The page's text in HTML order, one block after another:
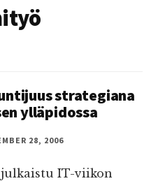
strategiana
ylläpidossa
28, 2006
IT-viikon